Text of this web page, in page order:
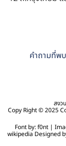
คำถามที่พ
สงว
Copy Right © 2025
Font by: f0nt |
wikipedia Designed